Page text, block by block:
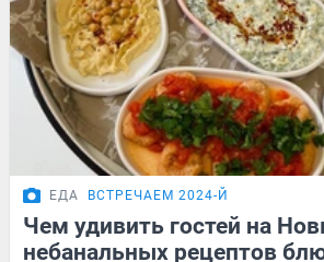
ЕДА ВСТРЕЧАЕМ 2024-Й
Чем удивить гостей на
небанальных рецептов